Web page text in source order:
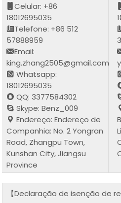
Celular: +86
18012695035
Telefone: +86 512
57888959
Email:
king.zhang2505@gmail.com
Whatsapp:
18012695035
QQ: 3377584302
Skype: Benz_009
Endereço: Endereço de
Companhia: No. 2 Yongran
Road, Zhangpu Town,
Kunshan City, Jiangsu
Province
【Declaração de isenção de